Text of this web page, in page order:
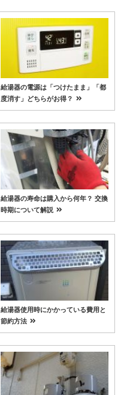
給湯器の電源は「つけたまま」「都
度消す」どちらがお得？
給湯器の寿命は購入から何年？ 交換
時期について解説
給湯器使用時にかかっている費用と
節約方法